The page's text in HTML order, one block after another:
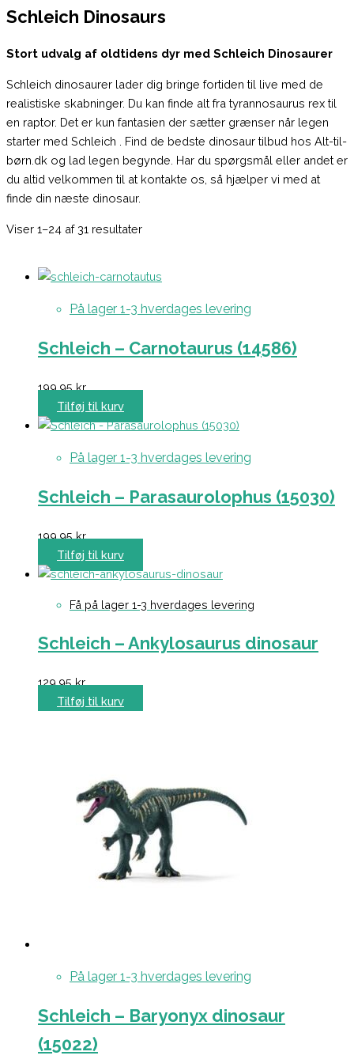
Schleich Dinosaurs
Stort udvalg af oldtidens dyr med Schleich Dinosaurer
Schleich dinosaurer lader dig bringe fortiden til live med de
realistiske skabninger. Du kan finde alt fra tyrannosaurus rex til
en raptor. Det er kun fantasien der sætter grænser når legen
starter med Schleich . Find de bedste dinosaur tilbud hos Alt-til-
børn.dk og lad legen begynde. Har du spørgsmål eller andet er
du altid velkommen til at kontakte os, så hjælper vi med at
finde din næste dinosaur.
Viser 1–24 af 31 resultater
På lager 1-3 hverdages levering
Schleich – Carnotaurus (14586)
199,95kr.
Tilføj til kurv
På lager 1-3 hverdages levering
Schleich – Parasaurolophus (15030)
199,95kr.
Tilføj til kurv
Få på lager 1-3 hverdages levering
Schleich – Ankylosaurus dinosaur
129,95kr.
Tilføj til kurv
På lager 1-3 hverdages levering
Schleich – Baryonyx dinosaur
(15022)